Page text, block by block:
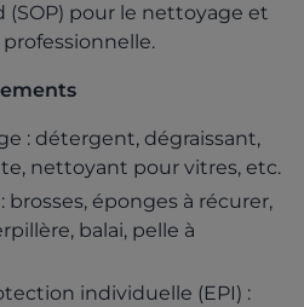
pour le nettoyage et
: détergent, dégraissant,
nettoyant pour vitres, etc.
éponges à récurer,
balai, pelle à
individuelle (EPI) :